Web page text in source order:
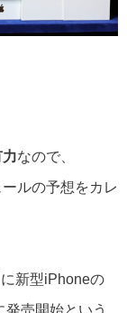
なので、
ルの予想をカレ
に新型iPhoneの